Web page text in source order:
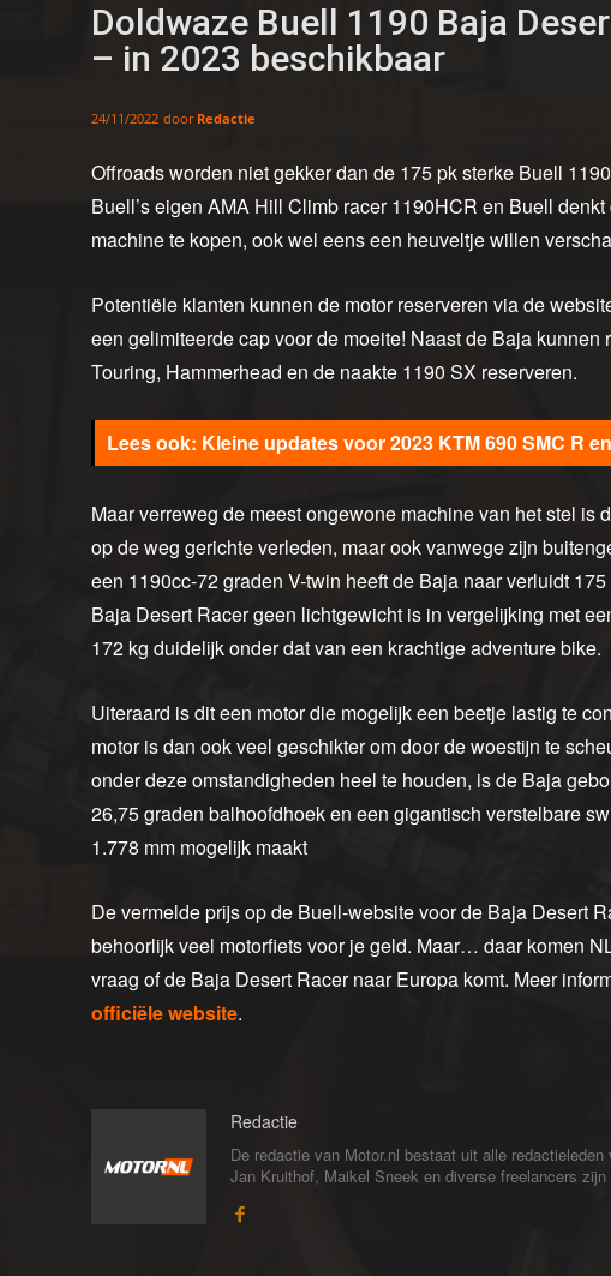
Doldwaze Buell 1190 Baja
– in 2023 beschikbaar
24/11/2022 door Redactie
Offroads worden niet gekker dan de 175 pk sterke Buell
Buell’s eigen AMA Hill Climb racer 1190HCR en Buell
machine te kopen, ook wel eens een heuveltje willen
Potentiële klanten kunnen de motor reserveren via de
een gelimiteerde cap voor de moeite! Naast de Baja
Touring, Hammerhead en de naakte 1190 SX reserveren.
Kleine updates voor 2023 KTM 690 SMC R
Maar verreweg de meest ongewone machine van het stel is
op de weg gerichte verleden, maar ook vanwege zijn
een 1190cc-72 graden V-twin heeft de Baja naar verluidt
Baja Desert Racer geen lichtgewicht is in vergelijking met
172 kg duidelijk onder dat van een krachtige adventure bike.
Uiteraard is dit een motor die mogelijk een beetje lastig te
motor is dan ook veel geschikter om door de woestijn te
onder deze omstandigheden heel te houden, is de Baja
26,75 graden balhoofdhoek en een gigantisch verstelbare
1.778 mm mogelijk maakt
De vermelde prijs op de Buell-website voor de Baja Desert
behoorlijk veel motorfiets voor je geld. Maar… daar komen
vraag of de Baja Desert Racer naar Europa komt. Meer
officiële website.
Redactie
De redactie van Motor.nl bestaat uit alle
Jan Kruithof, Maikel Sneek en diverse freelancers